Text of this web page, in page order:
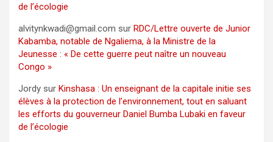
de l’écologie
alvitynkwadi@gmail.com sur RDC/Lettre ouverte de Junior
Kabamba, notable de Ngaliema, à la Ministre de la
Jeunesse : « De cette guerre peut naître un nouveau
Congo »
Jordy sur Kinshasa : Un enseignant de la capitale initie ses
élèves à la protection de l’environnement, tout en saluant
les efforts du gouverneur Daniel Bumba Lubaki en faveur
de l’écologie